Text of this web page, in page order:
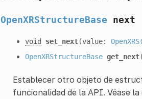
OpenXRStructureBase next
void set_next(value:
OpenXRStructureBase get_next
Establecer otro objeto de
funcionalidad de la API. Véase